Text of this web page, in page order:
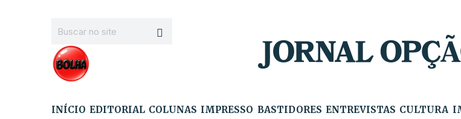
INÍCIO EDITORIAL COLUNAS IMPRESSO BASTIDORES ENTREVISTAS CULTURA